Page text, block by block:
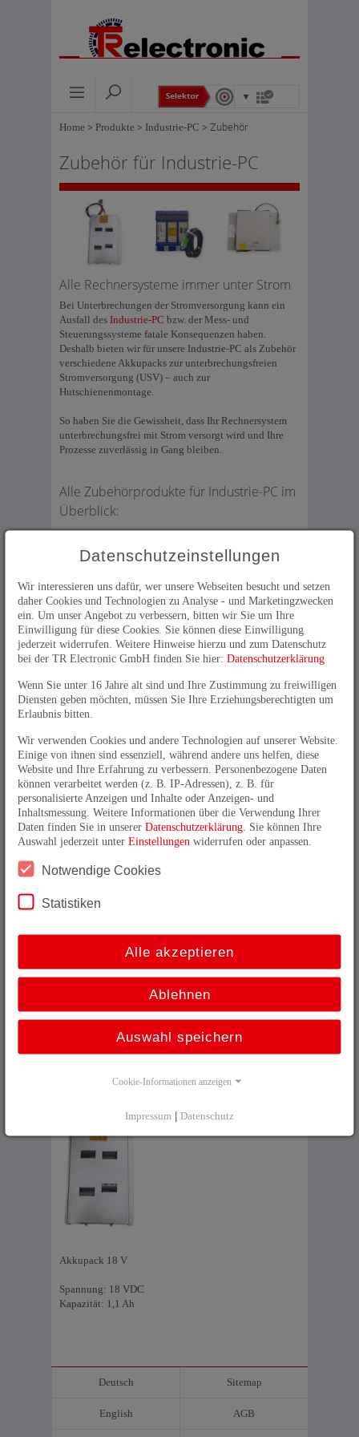
Home > Produkte > Industrie-PC > Zubehör
Zubehör für Industrie-PC
Alle Rechnersysteme immer unter Strom
Bei Unterbrechungen der Stromversorgung kann ein
Ausfall des Industrie-PC bzw. der Mess- und
Steuerungssysteme fatale Konsequenzen haben.
Deshalb bieten wir für unsere Industrie-PC als Zubehör
verschiedene Akkupacks zur unterbrechungsfreien
Stromversorgung (USV) – auch zur
Hutschienenmontage.
So haben Sie die Gewissheit, dass Ihr Rechnersystem
unterbrechungsfrei mit Strom versorgt wird und Ihre
Prozesse zuverlässig in Gang bleiben.
Alle Zubehörprodukte für Industrie-PC im
Überblick:
Akkupack 24 V zur Hutschienenmontage
Kapazität: 1,1 Ah
Akkupack 24 V
Spannung: 24 VDC
Akkupack 18 V
Spannung: 18 VDC
Kapazität: 1,1 Ah
Deutsch
English
Sitemap
AGB
Datenschutzeinstellungen
Wir interessieren uns dafür, wer unsere Webseiten besucht und setzen
daher Cookies und Technologien zu Analyse - und Marketingzwecken
ein. Um unser Angebot zu verbessern, bitten wir Sie um Ihre
Einwilligung für diese Cookies. Sie können diese Einwilligung
jederzeit widerrufen. Weitere Hinweise hierzu und zum Datenschutz
bei der TR Electronic GmbH finden Sie hier:Datenschutzerklärung
Wenn Sie unter 16 Jahre alt sind und Ihre Zustimmung zu freiwilligen
Diensten geben möchten, müssen Sie Ihre Erziehungsberechtigten um
Erlaubnis bitten.
Wir verwenden Cookies und andere Technologien auf unserer Website.
Einige von ihnen sind essenziell, während andere uns helfen, diese
Website und Ihre Erfahrung zu verbessern. Personenbezogene Daten
können verarbeitet werden (z. B. IP-Adressen), z. B. für
personalisierte Anzeigen und Inhalte oder Anzeigen- und
Inhaltsmessung. Weitere Informationen über die Verwendung Ihrer
Daten finden Sie in unsererDatenschutzerklärung . Sie können Ihre
Auswahl jederzeit unterEinstellungen widerrufen oder anpassen.
Notwendige Cookies
Statistiken
Alle akzeptieren
Ablehnen
Auswahl speichern
Cookie-Informationen anzeigen
Impressum | Datenschutz